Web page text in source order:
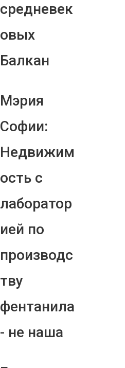
средневек
овых
Балкан
Мэрия
Софии:
Недвижим
ость с
лаборатор
ией по
производс
тву
фентанила
- не наша